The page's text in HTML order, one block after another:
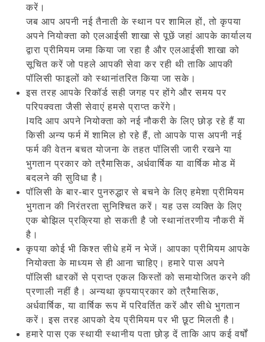
करें।
जब आप अपनी नई तैनाती के स्थान पर शामिल हों, तो कृपया
अपने नियोक्ता को एलआईसी शाखा से पूछें जहां आपके कार्यालय
द्वारा प्रीमियम जमा किया जा रहा है और एलआईसी शाखा को
सूचित करें जो पहले आपकी सेवा कर रही थी ताकि आपकी
पॉलिसी फाइलों को स्थानांतरित किया जा सके।
इस तरह आपके रिकॉर्ड सही जगह पर होंगे और समय पर
परिपक्वता जैसी सेवाएं हमसे प्राप्त करेंगे।
Iयदि आप अपने नियोक्ता को नई नौकरी के लिए छोड़ रहे हैं या
किसी अन्य फर्म में शामिल हो रहे हैं, तो आपके पास अपनी नई
फर्म की वेतन बचत योजना के तहत पॉलिसी जारी रखने या
भुगतान प्रकार को त्रैमासिक, अर्धवार्षिक या वार्षिक मोड में
बदलने की सुविधा है।
पॉलिसी के बार-बार पुनरुद्धार से बचने के लिए हमेशा प्रीमियम
भुगतान की निरंतरता सुनिश्चित करें। यह उस व्यक्ति के लिए
एक बोझिल प्रक्रिया हो सकती है जो स्थानांतरणीय नौकरी में
है।
कृपया कोई भी किश्त सीधे हमें न भेजें। आपका प्रीमियम आपके
नियोक्ता के माध्यम से ही आना चाहिए। हमारे पास अपने
पॉलिसी धारकों से प्राप्त एकल किस्तों को समायोजित करने की
प्रणाली नहीं है। अन्यथा कृपयाप्रकार को त्रैमासिक,
अर्धवार्षिक, या वार्षिक रूप में परिवर्तित करें और सीधे भुगतान
करें। इस तरह आपको देय प्रीमियम पर भी छूट मिलती है।
हमारे पास एक स्थायी स्थानीय पता छोड़ दें ताकि आप कई वर्षों